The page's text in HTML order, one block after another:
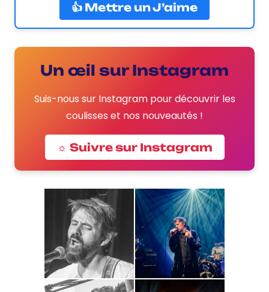
👍 Mettre un J’aime
Un œil sur Instagram
Suis-nous sur Instagram pour découvrir les
coulisses et nos nouveautés !
☼ Suivre sur Instagram